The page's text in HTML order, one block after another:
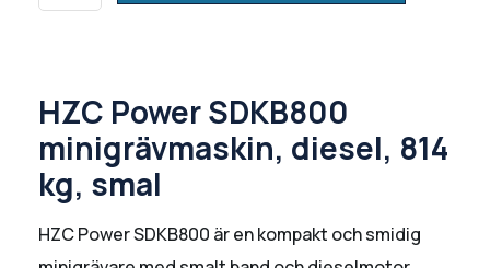
HZC Power SDKB800
minigrävmaskin, diesel, 814
kg, smal
HZC Power SDKB800 är en kompakt och smidig